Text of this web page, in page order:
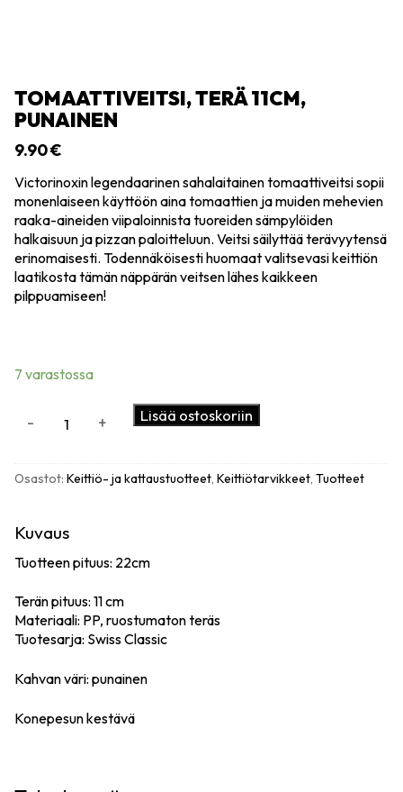
TOMAATTIVEITSI, TERÄ 11CM,
PUNAINEN
9.90€
Victorinoxin legendaarinen sahalaitainen tomaattiveitsi sopii
monenlaiseen käyttöön aina tomaattien ja muiden mehevien
raaka-aineiden viipaloinnista tuoreiden sämpylöiden
halkaisuun ja pizzan paloitteluun. Veitsi säilyttää terävyytensä
erinomaisesti. Todennäköisesti huomaat valitsevasi keittiön
laatikosta tämän näppärän veitsen lähes kaikkeen
pilppuamiseen!
7 varastossa
määrä
- + Lisää ostoskoriin
Osastot: Keittiö- ja kattaustuotteet, Keittiötarvikkeet, Tuotteet
Kuvaus
Tuotteen pituus: 22cm
Terän pituus: 11 cm
Materiaali: PP, ruostumaton teräs
Tuotesarja: Swiss Classic
Kahvan väri: punainen
Konepesun kestävä